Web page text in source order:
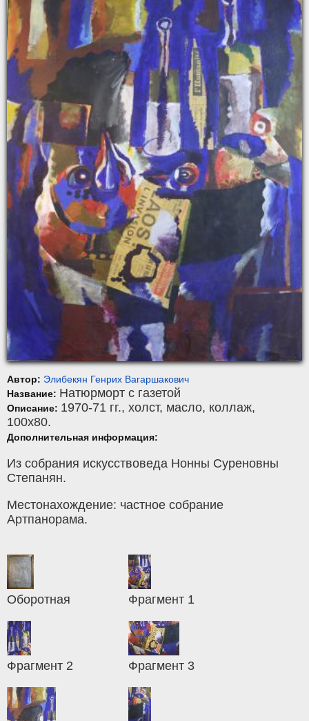
Автор: Элибекян Генрих Вагаршакович
Название: Натюрморт с газетой
Описание: 1970-71 гг., холст, масло, коллаж,
100x80.
Дополнительная информация:
Из собрания искусствоведа Нонны Суреновны
Степанян.
Местонахождение: частное собрание
Артпанорама.
Оборотная Фрагмент 1
Фрагмент 2 Фрагмент 3